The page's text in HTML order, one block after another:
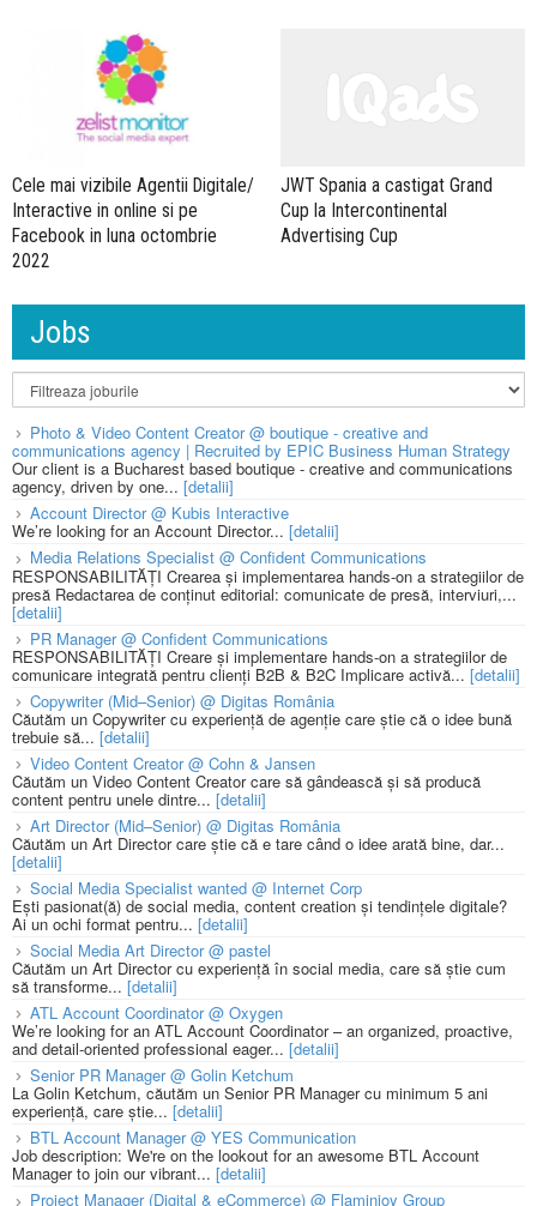
Cele mai vizibile Agentii Digitale/
Interactive in online si pe
Facebook in luna octombrie
2022
JWT Spania a castigat Grand
Cup la Intercontinental
Advertising Cup
Jobs
Photo & Video Content Creator @ boutique - creative and
communications agency | Recruited by EPIC Business Human Strategy
Our client is a Bucharest based boutique - creative and communications
agency, driven by one... [detalii]
Account Director @ Kubis Interactive
We’re looking for an Account Director... [detalii]
Media Relations Specialist @ Confident Communications
RESPONSABILITĂȚI Crearea și implementarea hands-on a strategiilor de
presă Redactarea de conținut editorial: comunicate de presă, interviuri,...
[detalii]
PR Manager @ Confident Communications
RESPONSABILITĂȚI Creare și implementare hands-on a strategiilor de
comunicare integrată pentru clienți B2B & B2C Implicare activă... [detalii]
Copywriter (Mid–Senior) @ Digitas România
Căutăm un Copywriter cu experiență de agenție care știe că o idee bună
trebuie să... [detalii]
Video Content Creator @ Cohn & Jansen
Căutăm un Video Content Creator care să gândească și să producă
content pentru unele dintre... [detalii]
Art Director (Mid–Senior) @ Digitas România
Căutăm un Art Director care știe că e tare când o idee arată bine, dar...
[detalii]
Social Media Specialist wanted @ Internet Corp
Ești pasionat(ă) de social media, content creation și tendințele digitale?
Ai un ochi format pentru... [detalii]
Social Media Art Director @ pastel
Căutăm un Art Director cu experiență în social media, care să știe cum
să transforme... [detalii]
ATL Account Coordinator @ Oxygen
We’re looking for an ATL Account Coordinator – an organized, proactive,
and detail-oriented professional eager... [detalii]
Senior PR Manager @ Golin Ketchum
La Golin Ketchum, căutăm un Senior PR Manager cu minimum 5 ani
experiență, care știe... [detalii]
BTL Account Manager @ YES Communication
Job description: We're on the lookout for an awesome BTL Account
Manager to join our vibrant... [detalii]
Project Manager (Digital & eCommerce) @ Flaminjoy Group